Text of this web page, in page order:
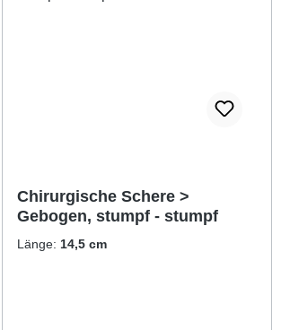
Chirurgische Schere >
Gebogen, stumpf - stumpf
Länge: 14,5 cm